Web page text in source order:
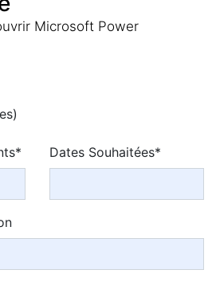
Microsoft Power
Dates Souhaitées*